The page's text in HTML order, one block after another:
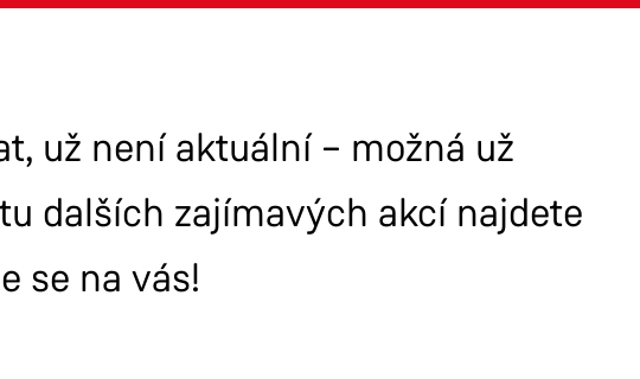
už není aktuální – možná už
dalších zajímavých akcí najdete
se na vás!